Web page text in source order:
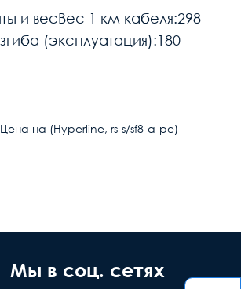
и весВес 1 км кабеля:298
(эксплуатация):180
на (Hyperline, rs-s/sf8-a-pe) -
Мы в соц. сетях